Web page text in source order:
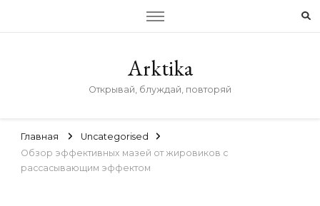
Arktika
Открывай, блуждай, повторяй
Главная
Uncategorised
Обзор эффективных мазей от жировиков с
рассасывающим эффектом